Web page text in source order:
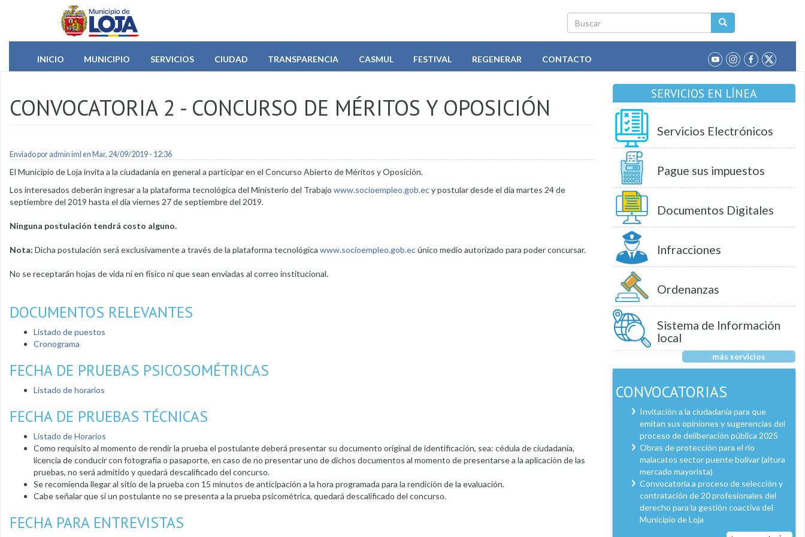
Pasar al contenido principal
Buscar
INICIO
MUNICIPIO SERVICIOS CIUDAD TRANSPARENCIA CASMUL FESTIVAL REGENERAR CONTACTO
CONVOCATORIA 2 - CONCURSO DE MÉRITOS Y OPOSICIÓN
Enviado por admin iml en Mar, 24/09/2019 - 12:36
El Municipio de Loja invita a la ciudadanía en general a participar en el Concurso Abierto de Méritos y Oposición.
Los interesados deberán ingresar a la plataforma tecnológica del Ministerio del Trabajo www.socioempleo.gob.ecy postular desde el día martes 24 de
septiembre del 2019 hasta el día viernes 27 de septiembre del 2019.
Ninguna postulación tendrá costo alguno.
Nota: Dicha postulación será exclusivamente a través de la plataforma tecnológica www.socioempleo.gob.ecúnico medio autorizado para poder concursar.
No se receptarán hojas de vida ni en físico ni que sean enviadas al correo institucional.
DOCUMENTOS RELEVANTES
Listado de puestos
Cronograma
FECHA DE PRUEBAS PSICOSOMÉTRICAS
Listado de horarios
FECHA DE PRUEBAS TÉCNICAS
Listado de Horarios
Como requisito al momento de rendir la prueba el postulante deberá presentar su documento original de identificación, sea: cédula de ciudadanía,
licencia de conducir con fotografía o pasaporte, en caso de no presentar uno de dichos documentos al momento de presentarse a la aplicación de las
pruebas, no será admitido y quedará descalificado del concurso.
Se recomienda llegar al sitio de la prueba con 15 minutos de anticipación a la hora programada para la rendición de la evaluación.
Cabe señalar que si un postulante no se presenta a la prueba psicométrica, quedará descalificado del concurso.
FECHA PARA ENTREVISTAS
SERVICIOS EN LÍNEA
Servicios Electrónicos
Pague sus impuestos
Documentos Digitales
Infracciones
Ordenanzas
Sistema de Información
local
más servicios
CONVOCATORIAS
Invitación a la ciudadanía para que
emitan sus opiniones y sugerencias del
proceso de deliberación pública 2025
Obras de protección para el río
malacatos sector puente bolívar (altura
mercado mayorista)
Convocatoria a proceso de selección y
contratación de 20 profesionales del
derecho para la gestión coactiva del
Municipio de Loja